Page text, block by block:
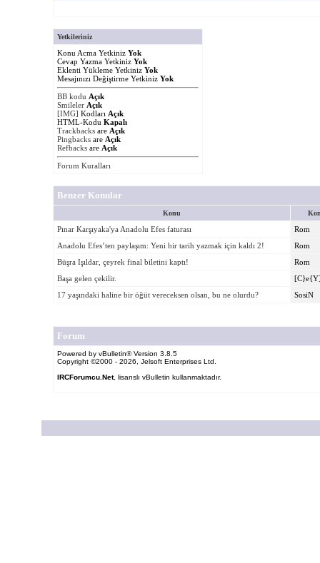
Yetkileriniz
Konu Acma Yetkiniz Yok
Cevap Yazma Yetkiniz Yok
Eklenti Yükleme Yetkiniz Yok
Mesajınızı Değiştirme Yetkiniz Yok
BB kodu Açık
Smileler Açık
[IMG] Kodları Açık
HTML-Kodu Kapalı
Trackbacks are Açık
Pingbacks are Açık
Refbacks are Açık
Forum Kuralları
Benzer Konular
Konu
Pınar Karşıyaka'ya Anadolu Efes faturası
Rom
Anadolu Efes’ten paylaşım: Yeni bir tarih yazmak için kaldı 2!
Rom
Büşra Işıldar, çeyrek final biletini kaptı!
Rom
Başa gelen çekilir.
17 yaşındaki haline bir öğüt vereceksen olsan, bu ne olurdu?
SosiN
Forum
Powered by vBulletin® Version 3.8.5
Copyright ©2000 - 2026, Jelsoft Enterprises Ltd.
IRCForumcu.Net, lisanslı vBulletin kullanmaktadır.